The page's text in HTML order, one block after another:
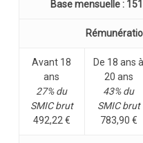
Base mensuelle :
Avant 18
ans
27% du
SMIC brut
492,22 €
De 18 ans à
20 ans
43% du
SMIC brut
783,90 €